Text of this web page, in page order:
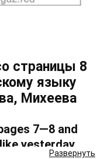
Развернуть
страницы 8
языку
Михеева
7—8 and
yesterday